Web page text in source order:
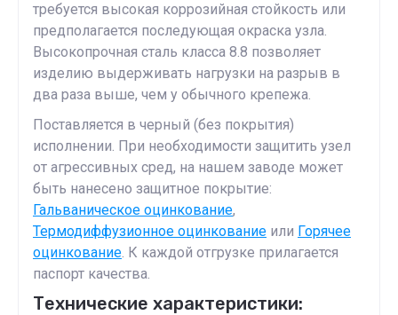
требуется высокая коррозийная стойкость или
предполагается последующая окраска узла.
Высокопрочная сталь класса 8.8 позволяет
изделию выдерживать нагрузки на разрыв в
два раза выше, чем у обычного крепежа.
Поставляется в черный (без покрытия)
исполнении. При необходимости защитить узел
от агрессивных сред, на нашем заводе может
быть нанесено защитное покрытие:
Гальваническое оцинкование,
Термодиффузионное оцинкование или Горячее
оцинкование. К каждой отгрузке прилагается
паспорт качества.
Технические характеристики: